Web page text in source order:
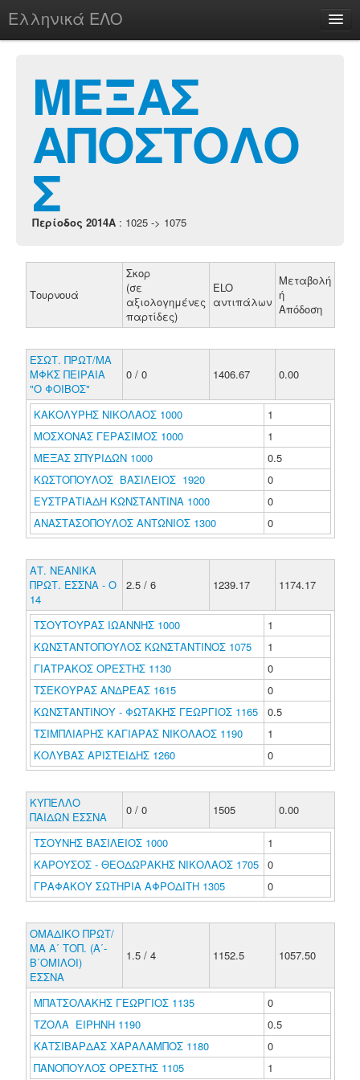
Ελληνικά ΕΛΟ
chesstu.be @ discord
Login
ΜΕΞΑΣ
ΑΠΟΣΤΟΛΟ
Σ
Περίοδος 2014A : 1025 -> 1075
Τουρνουά
Σκορ
(σε
αξιολογημένες
παρτίδες)
ELO
αντιπάλων
Μεταβολή
ή
Απόδοση
ΕΣΩΤ. ΠΡΩΤ/ΜΑ
ΜΦΚΣ ΠΕΙΡΑΙΑ
"Ο ΦΟΙΒΟΣ"
0 / 0 1406.67 0.00
ΚΑΚΟΛΥΡΗΣ ΝΙΚΟΛΑΟΣ 1000
1
ΜΟΣΧΟΝΑΣ ΓΕΡΑΣΙΜΟΣ 1000
1
ΜΕΞΑΣ ΣΠΥΡΙΔΩΝ 1000
0.5
ΚΩΣΤΟΠΟΥΛΟΣ ΒΑΣΙΛΕΙΟΣ 1920
0
ΕΥΣΤΡΑΤΙΑΔΗ ΚΩΝΣΤΑΝΤΙΝΑ 1000
0
ΑΝΑΣΤΑΣΟΠΟΥΛΟΣ ΑΝΤΩΝΙΟΣ 1300
0
ΑΤ. ΝΕΑΝΙΚΑ
ΠΡΩΤ. ΕΣΣΝΑ - Ο
14
2.5 / 6 1239.17 1174.17
ΤΣΟΥΤΟΥΡΑΣ ΙΩΑΝΝΗΣ 1000
1
ΚΩΝΣΤΑΝΤΟΠΟΥΛΟΣ ΚΩΝΣΤΑΝΤΙΝΟΣ 1075
1
ΓΙΑΤΡΑΚΟΣ ΟΡΕΣΤΗΣ 1130
0
ΤΣΕΚΟΥΡΑΣ ΑΝΔΡΕΑΣ 1615
0
ΚΩΝΣΤΑΝΤΙΝΟΥ - ΦΩΤΑΚΗΣ ΓΕΩΡΓΙΟΣ 1165
0.5
ΤΣΙΜΠΛΙΑΡΗΣ ΚΑΓΙΑΡΑΣ ΝΙΚΟΛΑΟΣ 1190
1
ΚΟΛΥΒΑΣ ΑΡΙΣΤΕΙΔΗΣ 1260
0
ΚΥΠΕΛΛΟ
ΠΑΙΔΩΝ ΕΣΣΝΑ
0 / 0 1505 0.00
ΤΣΟΥΝΗΣ ΒΑΣΙΛΕΙΟΣ 1000
1
ΚΑΡΟΥΣΟΣ - ΘΕΟΔΩΡΑΚΗΣ ΝΙΚΟΛΑΟΣ 1705
0
ΓΡΑΦΑΚΟΥ ΣΩΤΗΡΙΑ ΑΦΡΟΔΙΤΗ 1305
0
ΟΜΑΔΙΚΟ ΠΡΩΤ/
ΜΑ Α΄ ΤΟΠ. (Α΄-
Β΄ΟΜΙΛΟΙ)
ΕΣΣΝΑ
1.5 / 4 1152.5 1057.50
ΜΠΑΤΣΟΛΑΚΗΣ ΓΕΩΡΓΙΟΣ 1135
0
ΤΖΟΛΑ ΕΙΡΗΝΗ 1190
0.5
ΚΑΤΣΙΒΑΡΔΑΣ ΧΑΡΑΛΑΜΠΟΣ 1180
0
ΠΑΝΟΠΟΥΛΟΣ ΟΡΕΣΤΗΣ 1105
1